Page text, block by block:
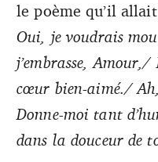
Les voix se frôlent,
par deux mesures en
le poème qu’il
Oui, je voudrais
j’embrasse,
cœur bien-aimé./
Donne-moi tant
dans la douceur de